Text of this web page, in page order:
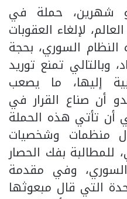
شهرين، حملة في
لإلغاء العقوبات
النظام السوري، بحجة
وبالتالي تمنع توريد
إليها، ما يصعب
أن صناع القرار في
أن تأتي هذه الحملة
منظمات وشخصيات
بفك الحصار
وفي مقدمة
التي قال مبعوثها